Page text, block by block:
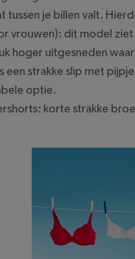
tussen je billen valt.
vrouwen): dit model
hoger uitgesneden
een strakke slip met
optie.
korte strakke